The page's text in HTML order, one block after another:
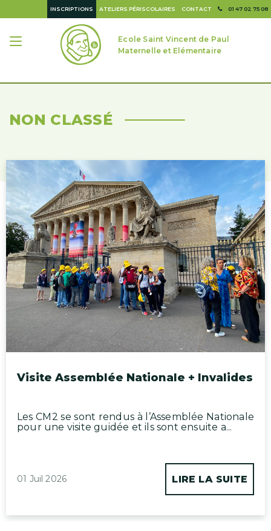
01 47 02 75 08
CONTACT
ATELIERS PÉRISCOLAIRES
INSCRIPTIONS
Ecole Saint Vincent de Paul
Maternelle et Elémentaire
NON CLASSÉ
Visite Assemblée Nationale + Invalides
Les CM2 se sont rendus à l’Assemblée Nationale
pour une visite guidée et ils sont ensuite a...
01 Juil 2026 LIRE LA SUITE